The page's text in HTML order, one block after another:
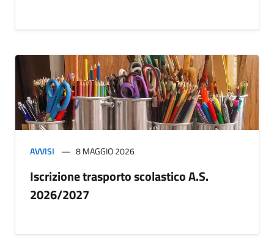
AVVISI 8 MAGGIO 2026
Iscrizione trasporto scolastico A.S.
2026/2027